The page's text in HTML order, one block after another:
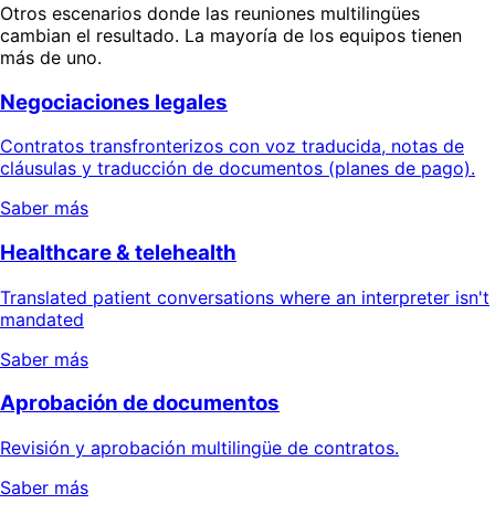
Otros escenarios donde las reuniones multilingües
cambian el resultado. La mayoría de los equipos tienen
más de uno.
Negociaciones legales
Contratos transfronterizos con voz traducida, notas de
cláusulas y traducción de documentos (planes de pago).
Saber más
Healthcare & telehealth
Translated patient conversations where an interpreter isn't
mandated
Saber más
Aprobación de documentos
Revisión y aprobación multilingüe de contratos.
Saber más